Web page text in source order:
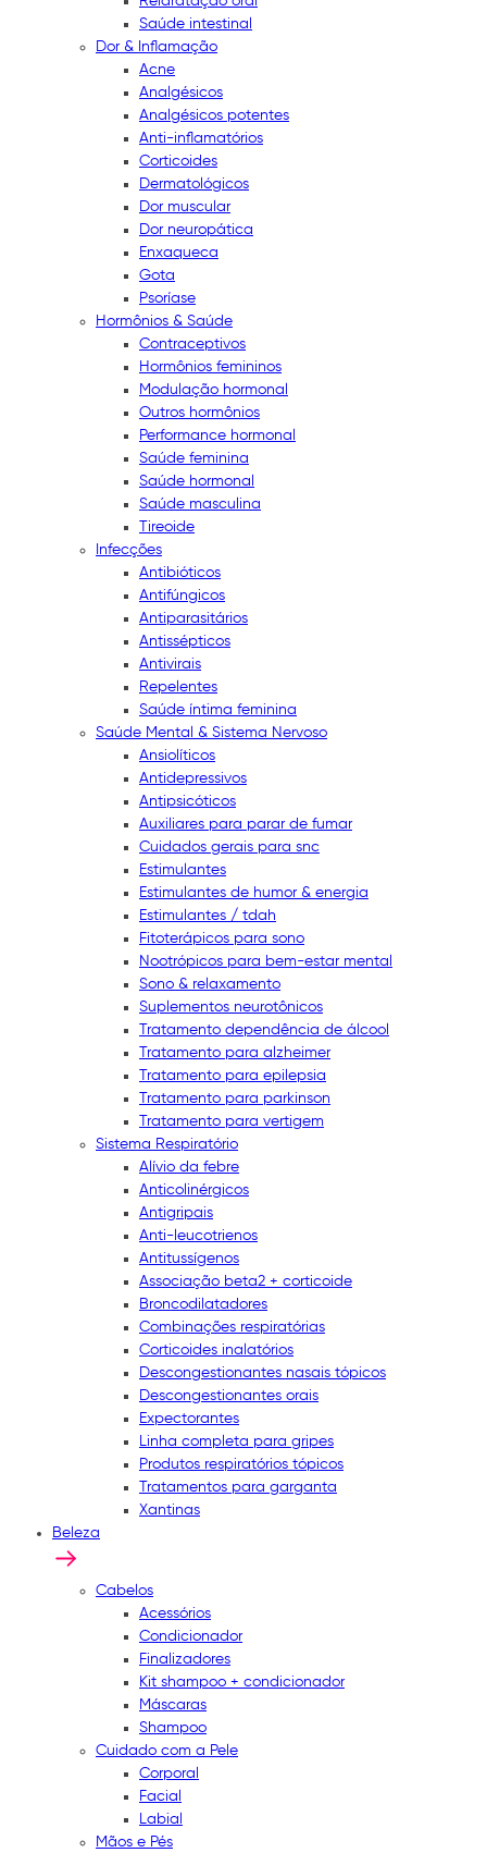
Saúde intestinal
Dor & Inflamação
Acne
Analgésicos
Analgésicos potentes
Anti-inflamatórios
Corticoides
Dermatológicos
Dor muscular
Dor neuropática
Enxaqueca
Gota
Psoríase
Hormônios & Saúde
Contraceptivos
Hormônios femininos
Modulação hormonal
Outros hormônios
Performance hormonal
Saúde feminina
Saúde hormonal
Saúde masculina
Tireoide
Infecções
Antibióticos
Antifúngicos
Antiparasitários
Antissépticos
Antivirais
Repelentes
Saúde íntima feminina
Saúde Mental & Sistema Nervoso
Ansiolíticos
Antidepressivos
Antipsicóticos
Auxiliares para parar de fumar
Cuidados gerais para snc
Estimulantes
Estimulantes de humor & energia
Estimulantes / tdah
Fitoterápicos para sono
Nootrópicos para bem-estar mental
Sono & relaxamento
Suplementos neurotônicos
Tratamento dependência de álcool
Tratamento para alzheimer
Tratamento para epilepsia
Tratamento para parkinson
Tratamento para vertigem
Sistema Respiratório
Alívio da febre
Anticolinérgicos
Antigripais
Anti-leucotrienos
Antitussígenos
Associação beta2 + corticoide
Broncodilatadores
Combinações respiratórias
Corticoides inalatórios
Descongestionantes nasais tópicos
Descongestionantes orais
Expectorantes
Linha completa para gripes
Produtos respiratórios tópicos
Tratamentos para garganta
Xantinas
Beleza
Cabelos
Acessórios
Condicionador
Finalizadores
Kit shampoo + condicionador
Máscaras
Shampoo
Cuidado com a Pele
Corporal
Facial
Labial
Mãos e Pés